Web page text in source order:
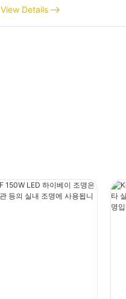
내 조명 용도에 적합합니다.
View Details